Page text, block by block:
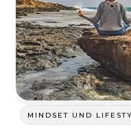
MINDSET UND